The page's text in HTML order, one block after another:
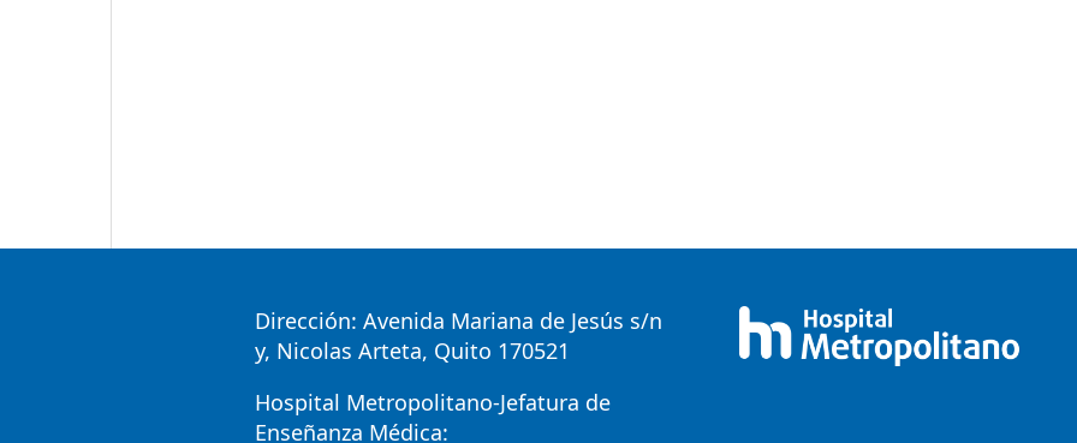
Dirección: Avenida Mariana de Jesús s/n
y, Nicolas Arteta, Quito 170521
Hospital Metropolitano-Jefatura de
Enseñanza Médica: